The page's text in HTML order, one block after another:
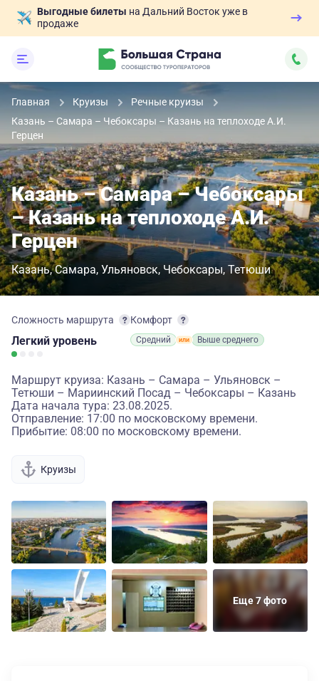
Выгодные билеты на Дальний Восток уже в
продаже
Главная Круизы
Речные круизы
Казань – Самара – Чебоксары – Казань на теплоходе А.И.
Герцен
Казань – Самара – Чебоксары
– Казань на теплоходе А.И.
Герцен
Казань Самара Ульяновск Чебоксары Тетюши
Сложность маршрута
Легкий уровень
Комфорт
Средний Выше среднего
Маршрут круиза: Казань – Самара – Ульяновск –
Тетюши – Мариинский Посад – Чебоксары – Казань
Дата начала тура: 23.08.2025.
Отправление: 17:00 по московскому времени.
Прибытие: 08:00 по московскому времени.
Круизы
Еще 7 фото